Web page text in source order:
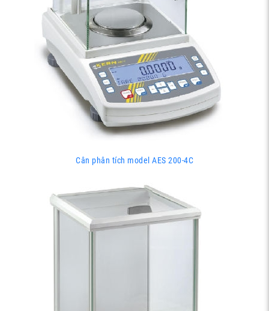
Cân phân tích model AES 200-4C